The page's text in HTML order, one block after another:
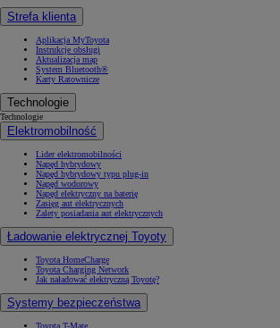
Strefa klienta
Aplikacja MyToyota
Instrukcje obsługi
Aktualizacja map
System Bluetooth®
Karty Ratownicze
Technologie
Technologie
Elektromobilność
Lider elektromobilności
Napęd hybrydowy
Napęd hybrydowy typu plug-in
Napęd wodorowy
Napęd elektryczny na baterię
Zasięg aut elektrycznych
Zalety posiadania aut elektrycznych
Ładowanie elektrycznej Toyoty
Toyota HomeCharge
Toyota Charging Network
Jak naładować elektryczną Toyotę?
Systemy bezpieczeństwa